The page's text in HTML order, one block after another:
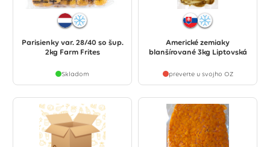
Parisienky var. 28/40 so šup.
2kg Farm Frites
Skladom
Americké zemiaky
blanšírované 3kg Liptovská
preverte u svojho OZ